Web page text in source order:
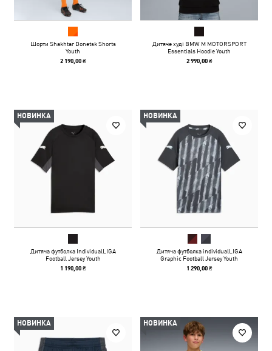
Шорти Shakhtar Donetsk Shorts
Youth
2 190,00 ₴
Дитяче худі BMW M MOTORSPORT
Essentials Hoodie Youth
2 990,00 ₴
НОВИНКА
Дитяча футболка IndividualLIGA
Football Jersey Youth
1 190,00 ₴
НОВИНКА
Дитяча футболка individualLIGA
Graphic Football Jersey Youth
1 290,00 ₴
НОВИНКА НОВИНКА